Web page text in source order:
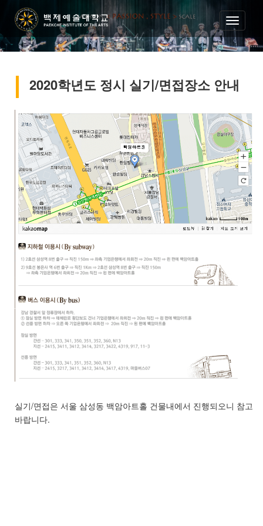
2020학년도 정시 실기/면접장소 안내
실기/면접은 서울 삼성동 백암아트홀 건물내에서 진행되오니 참고
바랍니다.